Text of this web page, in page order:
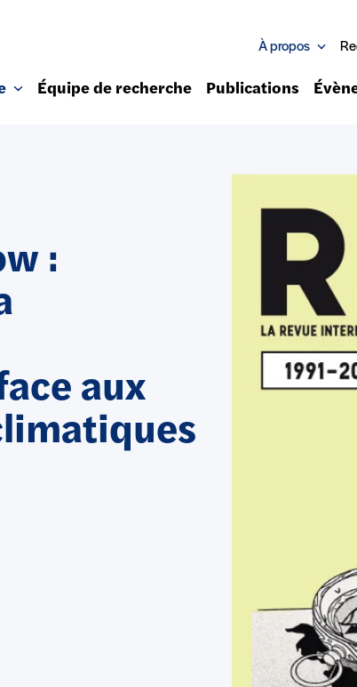
À propos
Équipe de recherche Publications
:
aux